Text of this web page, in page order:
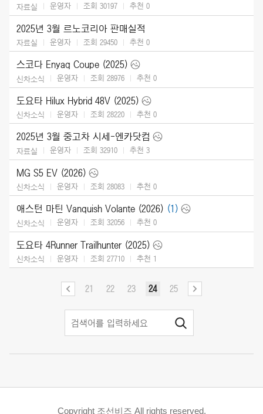
자료실 운영자 조회 30197 추천 0
2025년 3월 르노코리아 판매실적
자료실 운영자 조회 29450 추천 0
스코다 Enyaq Coupe (2025)
신차소식 운영자 조회 28976 추천 0
도요타 Hilux Hybrid 48V (2025)
신차소식 운영자 조회 28220 추천 0
2025년 3월 중고차 시세-엔카닷컴
자료실 운영자 조회 32910 추천 3
MG S5 EV (2026)
신차소식 운영자 조회 28083 추천 0
애스턴 마틴 Vanquish Volante (2026) (1)
신차소식 운영자 조회 32056 추천 0
도요타 4Runner Trailhunter (2025)
신차소식 운영자 조회 27710 추천 1
21 22 23 24 25
Copyright 조선비즈 All rights reserved.